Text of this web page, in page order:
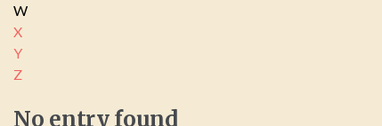
W
X
Y
Z
No entry found